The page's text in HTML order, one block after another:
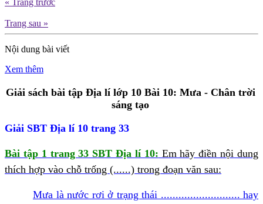
« Trang trước
Trang sau »
Nội dung bài viết
Xem thêm
Giải sách bài tập Địa lí lớp 10 Bài 10: Mưa - Chân trời
sáng tạo
Giải SBT Địa lí 10 trang 33
Bài tập 1 trang 33 SBT Địa lí 10: Em hãy điền nội dung
thích hợp vào chỗ trống (......) trong đoạn văn sau:
Mưa là nước rơi ở trạng thái ........................... hay